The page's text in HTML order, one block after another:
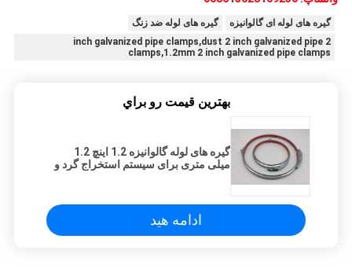
گیره های لوله ای گالوانیزه
گیره های لوله ضد زنگ
2 inch galvanized pipe clamps,dust 2 inch galvanized pipe
clamps,1.2mm 2 inch galvanized pipe clamps
بهترين قيمت رو براي
گیره های لوله گالوانیزه 1.2 اینچ 1.2
میلی متری برای سیستم استخراج گرد و
ادامه هید